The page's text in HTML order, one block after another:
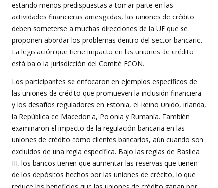
estando menos predispuestas a tomar parte en las
actividades financieras arriesgadas, las uniones de crédito
deben someterse a muchas direcciones de la UE que se
proponen abordar los problemas dentro del sector bancario.
La legislación que tiene impacto en las uniones de crédito
está bajo la jurisdicción del Comité ECON.
Los participantes se enfocaron en ejemplos específicos de
las uniones de crédito que promueven la inclusión financiera
y los desafíos reguladores en Estonia, el Reino Unido, Irlanda,
la República de Macedonia, Polonia y Rumanía. También
examinaron el impacto de la regulación bancaria en las
uniones de crédito como clientes bancarios, aún cuando son
excluidos de una regla específica. Bajo las reglas de Basilea
III, los bancos tienen que aumentar las reservas que tienen
de los depósitos hechos por las uniones de crédito, lo que